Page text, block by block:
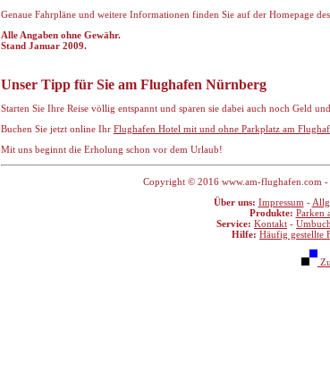
Genaue Fahrpläne und weitere Informationen finden Sie auf der Homepage des
Alle Angaben ohne Gewähr.
Stand Januar 2009.
Unser Tipp für Sie am Flughafen Nürnberg
Starten Sie Ihre Reise völlig entspannt und sparen sie dabei auch noch Geld
Buchen Sie jetzt online Ihr Flughafen Hotel mit und ohne Parkplatz am
Mit uns beginnt die Erholung schon vor dem Urlaub!
Copyright © 2016 www.am-flughafen.com -
Über uns: Impressum -
Produkte: Parken
Service: Kontakt -
Hilfe: Häufig gestellte